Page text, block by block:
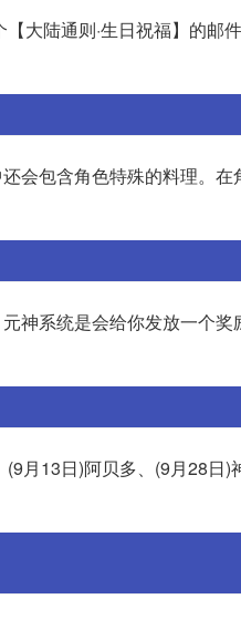
大陆通则·生日祝福】的邮
会包含角色特殊的料理。
神系统是会给你发放一个
月13日)阿贝多、(9月28日